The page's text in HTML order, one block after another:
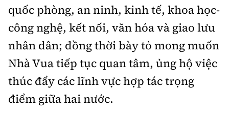
quốc phòng, an ninh, kinh tế, khoa học-
công nghệ, kết nối, văn hóa và giao lưu
nhân dân; đồng thời bày tỏ mong muốn
Nhà Vua tiếp tục quan tâm, ủng hộ việc
thúc đẩy các lĩnh vực hợp tác trọng
điểm giữa hai nước.